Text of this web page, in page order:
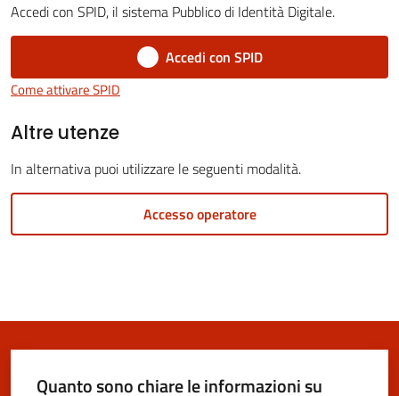
San
Panaro
gli
Accedi con SPID, il sistema Pubblico di Identità Digitale.
Accedi con SPID
Come attivare SPID
Altre utenze
In alternativa puoi utilizzare le seguenti modalità.
Accesso operatore
Quanto sono chiare le informazioni su